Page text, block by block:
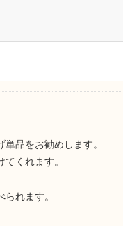
品をお勧めします。
くれます。
れます。